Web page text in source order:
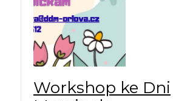
Workshop ke Dni